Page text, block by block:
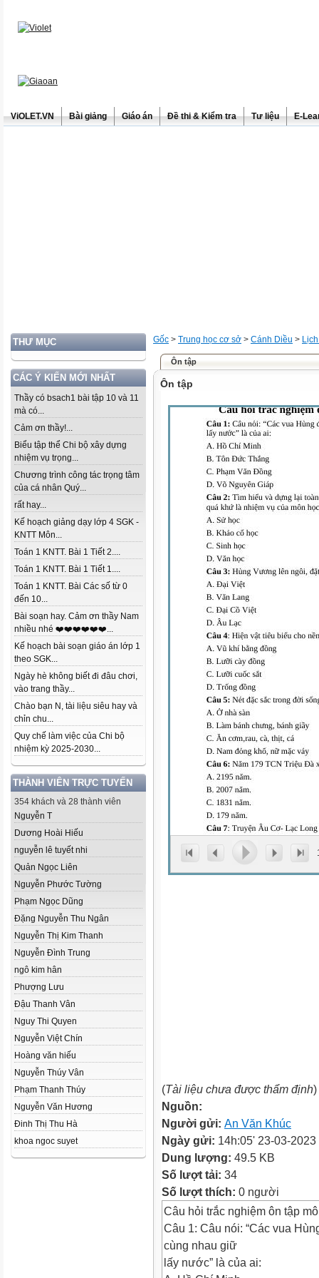
ViOLET.VN Bài giảng Giáo án Đề thi & Kiểm tra Tư liệu E-
THƯ MỤC
CÁC Ý KIẾN MỚI NHẤT
Thầy có bsach1 bài tập 10 và 11
mà có...
Cảm ơn thầy!...
Biểu tập thể Chi bộ xây dựng
nhiệm vụ trọng...
Chương trình công tác trọng tâm
của cá nhân Quý...
rất hay...
Kế hoạch giảng dạy lớp 4 SGK -
KNTT Môn...
Toán 1 KNTT. Bài 1 Tiết 2....
Toán 1 KNTT. Bài 1 Tiết 1....
Toán 1 KNTT. Bài Các số từ 0
đến 10...
Bài soạn hay. Cảm ơn thầy Nam
nhiều nhé ❤️❤️❤️❤️❤️❤️...
Kế hoạch bài soạn giáo án lớp 1
theo SGK...
Ngày hè không biết đi đâu chơi,
vào trang thầy...
Chào bạn N, tài liệu siêu hay và
chỉn chu...
Quy chế làm việc của Chi bộ
nhiệm kỳ 2025-2030...
THÀNH VIÊN TRỰC TUYẾN
354 khách và 28 thành viên
Nguyễn T
Dương Hoài Hiếu
nguyễn lê tuyết nhi
Quản Ngọc Liên
Nguyễn Phước Tường
Phạm Ngọc Dũng
Đặng Nguyễn Thu Ngân
Nguyễn Thị Kim Thanh
Nguyễn Đình Trung
ngô kim hân
Phượng Lưu
Đậu Thanh Vân
Nguy Thi Quyen
Nguyễn Việt Chín
Hoàng văn hiếu
Nguyễn Thúy Vân
Phạm Thanh Thúy
Nguyễn Văn Hương
Đinh Thị Thu Hà
khoa ngoc suyet
Gốc > Trung học cơ sở > Cánh Diều >
Ôn tập
Ôn tập
(Tài liệu chưa được thẩm định)
Nguồn:
Người gửi: An Văn Khúc
Ngày gửi: 14h:05' 23-03-2023
Dung lượng: 49.5 KB
Số lượt tải: 34
Số lượt thích: 0 người
Câu hỏi trắc nghiệm ôn tập
Câu 1: Câu nói: “Các vua
cùng nhau giữ
lấy nước” là của ai: